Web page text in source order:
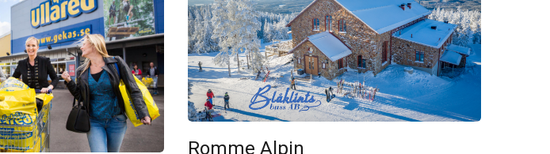
Romme Alpin